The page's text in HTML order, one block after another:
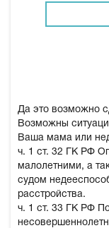
Да это возможно
Возможны
Ваша мама или
ч. 1 ст. 32 ГК РФ
малолетними, а
судом
расстройства.
ч. 1 ст. 33 ГК РФ